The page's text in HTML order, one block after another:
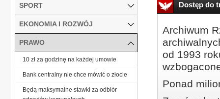
Dostęp do
Archiwum
od 1993
Ponad
SPORT
EKONOMIA I ROZWÓJ
PRAWO
10 zł za godzinę na każdej umowie
Bank centralny nie chce mówić o złocie
Będą maksymalne stawki za odbiór